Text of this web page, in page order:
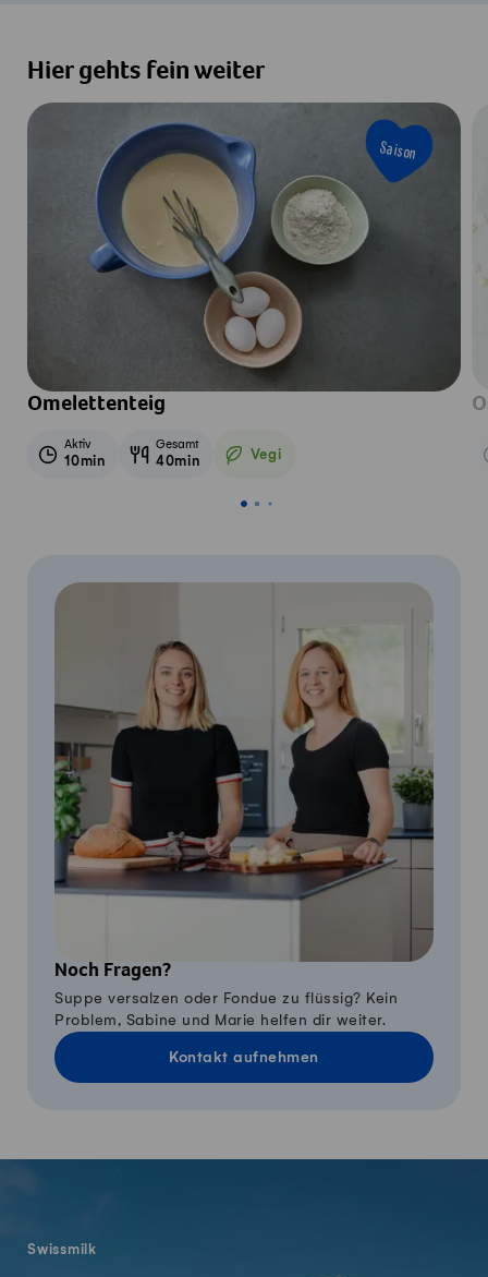
Hier gehts fein weiter
Saison
Omelettenteig
Aktiv
10min
Gesamt
40min Vegi
Vegetarisch
Noch Fragen?
Suppe versalzen oder Fondue zu flüssig? Kein
Problem, Sabine und Marie helfen dir weiter.
Kontakt aufnehmen
Swissmilk